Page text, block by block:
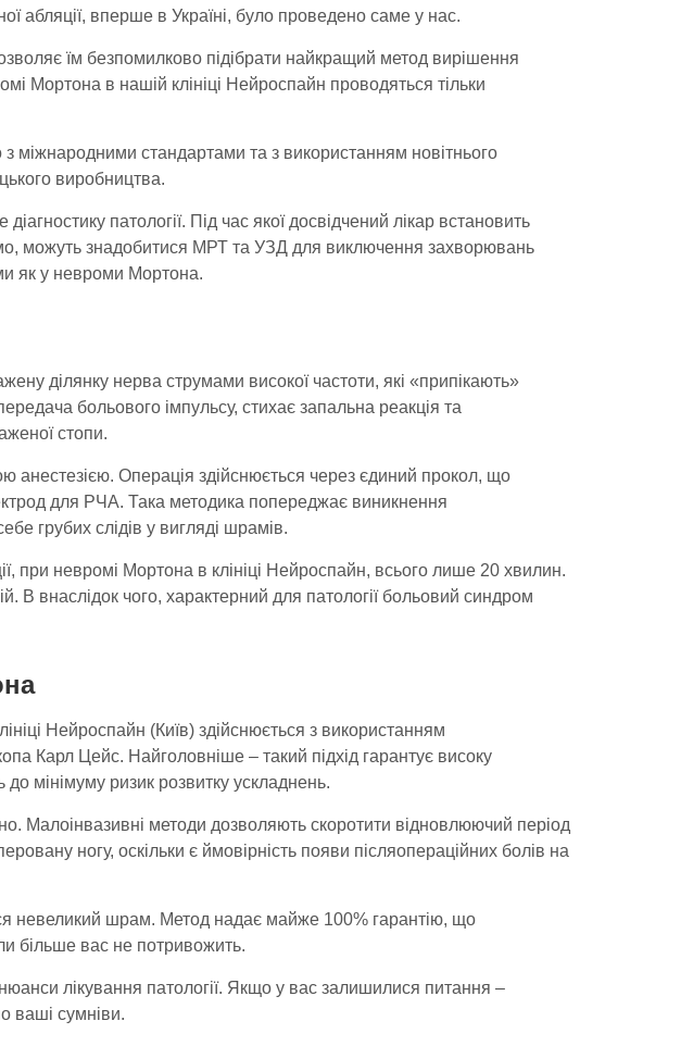
абляції, вперше в Україні, було проведено саме у нас.
їм безпомилково підібрати найкращий метод вирішення
Мортона в нашій клініці Нейроспайн проводяться тільки
з міжнародними стандартами та з використанням новітнього
виробництва.
патології. Під час якої досвідчений лікар встановить
можуть знадобитися МРТ та УЗД для виключення захворювань
як у невроми Мортона.
ділянку нерва струмами високої частоти, які «припікають»
больового імпульсу, стихає запальна реакція та
стопи.
анестезією. Операція здійснюється через єдиний прокол, що
для РЧА. Така методика попереджає виникнення
грубих слідів у вигляді шрамів.
при невромі Мортона в клініці Нейроспайн, всього лише 20 хвилин.
В внаслідок чого, характерний для патології больовий синдром
Нейроспайн (Київ) здійснюється з використанням
Карл Цейс. Найголовніше – такий підхід гарантує високу
до мінімуму ризик розвитку ускладнень.
Малоінвазивні методи дозволяють скоротити відновлюючий період
ногу, оскільки є ймовірність появи післяопераційних болів на
невеликий шрам. Метод надає майже 100% гарантію, що
більше вас не потривожить.
лікування патології. Якщо у вас залишилися питання –
ваші сумніви.